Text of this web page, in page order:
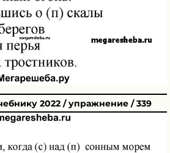
2022 / упражнение / 339